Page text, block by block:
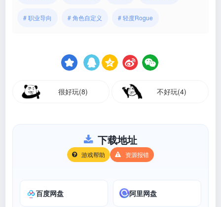
# 职业导向 # 角色自定义 # 轻度Rogue
很好玩(8) 不好玩(4)
下载地址
游戏帮助 资源报错
百度网盘 阿里网盘